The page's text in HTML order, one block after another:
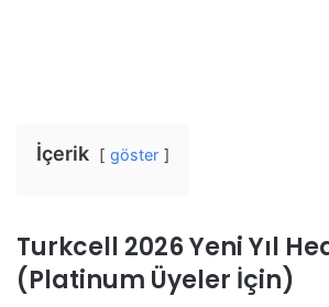
İçerik göster
Turkcell 2026 Yeni Yıl
(Platinum Üyeler İçin)